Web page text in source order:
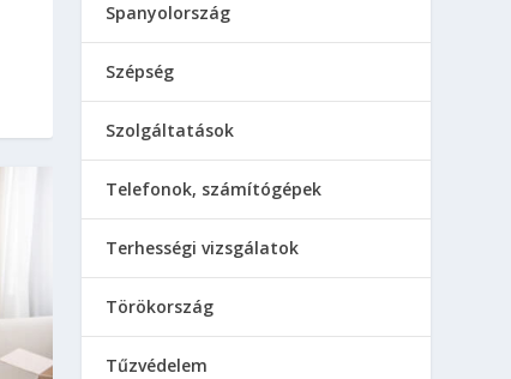
Spanyolország
Szépség
Szolgáltatások
Telefonok, számítógépek
Terhességi vizsgálatok
Törökország
Tűzvédelem